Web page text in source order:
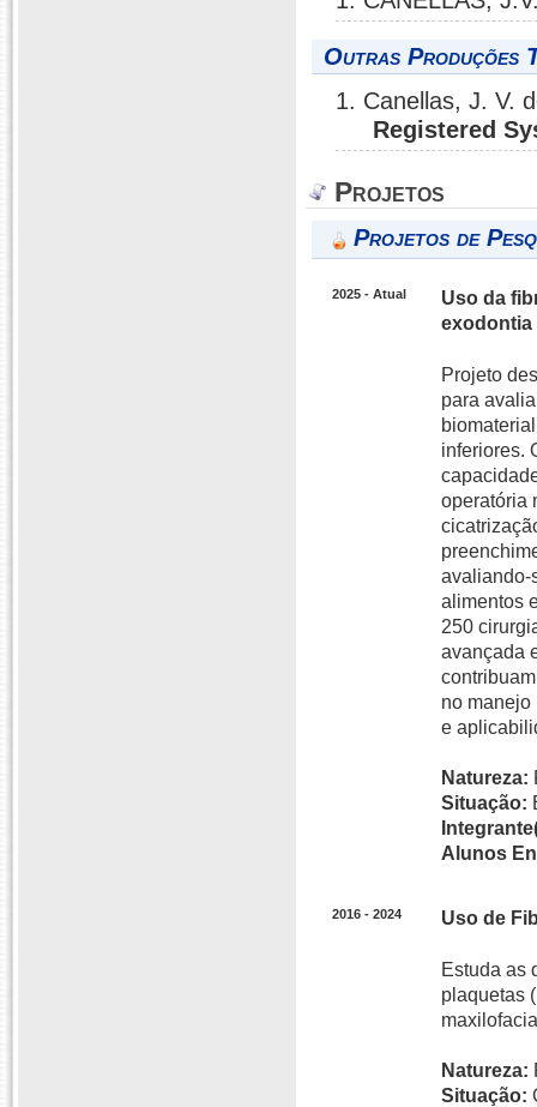
Outras Produções
1. Canellas, J. V.
Registered
Projetos
Projetos de
2025 - Atual
Uso da
exodontia
Projeto
para
inferiores.
operatória
avaliando-
alimentos
250
avançada
no manejo
e
Natureza:
Situação:
Alunos
2016 - 2024 Uso de
Estuda as
plaquetas
Natureza:
Situação: